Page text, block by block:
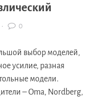
0
выбор моделей,
усилие, разная
модели.
– Oma, Nordberg,